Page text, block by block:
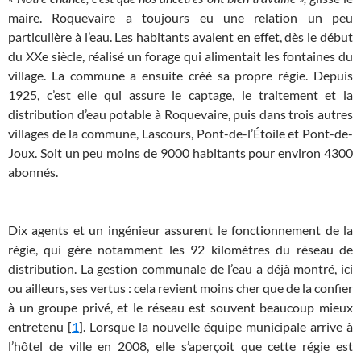
maire. Roquevaire a toujours eu une relation un peu
particulière à l’eau. Les habitants avaient en effet, dès le début
du XXe siècle, réalisé un forage qui alimentait les fontaines du
village. La commune a ensuite créé sa propre régie. Depuis
1925, c’est elle qui assure le captage, le traitement et la
distribution d’eau potable à Roquevaire, puis dans trois autres
villages de la commune, Lascours, Pont-de-l’Étoile et Pont-de-
Joux. Soit un peu moins de 9000 habitants pour environ 4300
abonnés.
Dix agents et un ingénieur assurent le fonctionnement de la
régie, qui gère notamment les 92 kilomètres du réseau de
distribution. La gestion communale de l’eau a déjà montré, ici
ou ailleurs, ses vertus : cela revient moins cher que de la confier
à un groupe privé, et le réseau est souvent beaucoup mieux
entretenu [1]. Lorsque la nouvelle équipe municipale arrive à
l’hôtel de ville en 2008, elle s’aperçoit que cette régie est